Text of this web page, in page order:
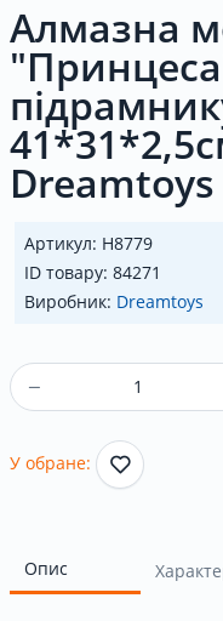
Алмазна
Dreamtoys
Артикул: H8779
ID товару: 84271
Виробник: Dreamtoys
У обране:
Опис